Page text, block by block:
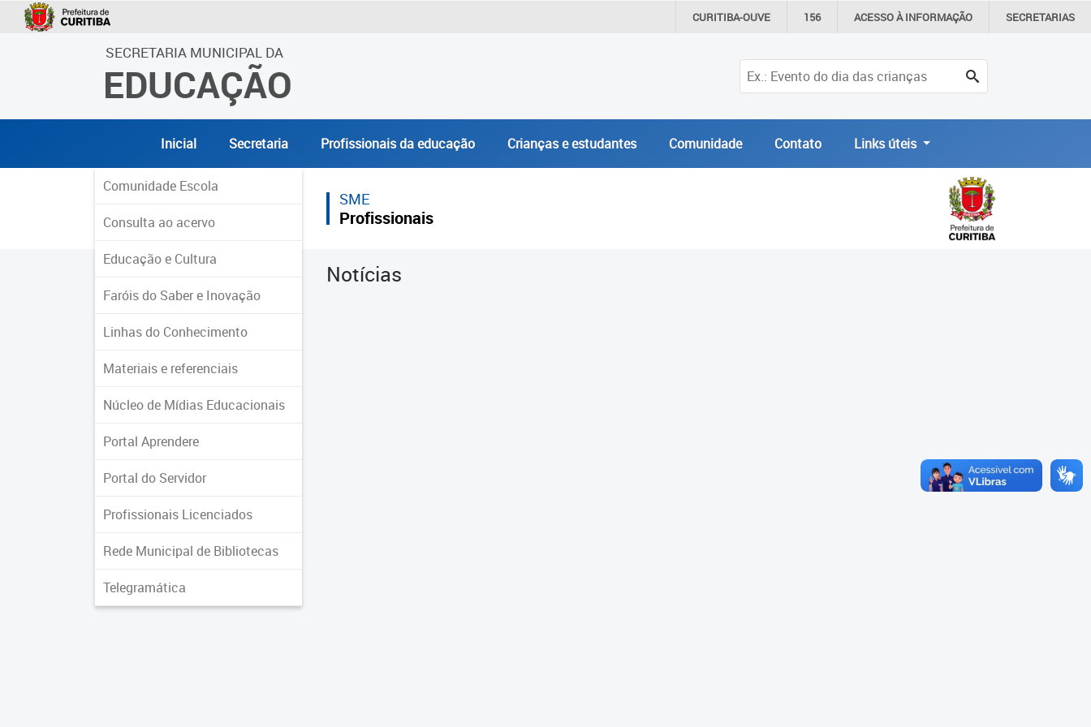
CURITIBA-OUVE 156 ACESSO ÀINFORMAÇÃO SECRETARIAS
SECRETARIA MUNICIPAL DA
EDUCAÇÃO
Inicial Secretaria Profissionais da educação Crianças e estudantes Comunidade Contato Links úteis
Comunidade Escola
Consulta ao acervo
Educação e Cultura
Faróis do Saber e Inovação
Linhas do Conhecimento
Materiais e referenciais
Núcleo de Mídias Educacionais
Portal Aprendere
Portal do Servidor
Profissionais Licenciados
Rede Municipal de Bibliotecas
Telegramática
SME
Profissionais
Notícias